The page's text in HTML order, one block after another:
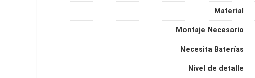
Material
Montaje Necesario
Necesita Baterías
Nivel de detalle